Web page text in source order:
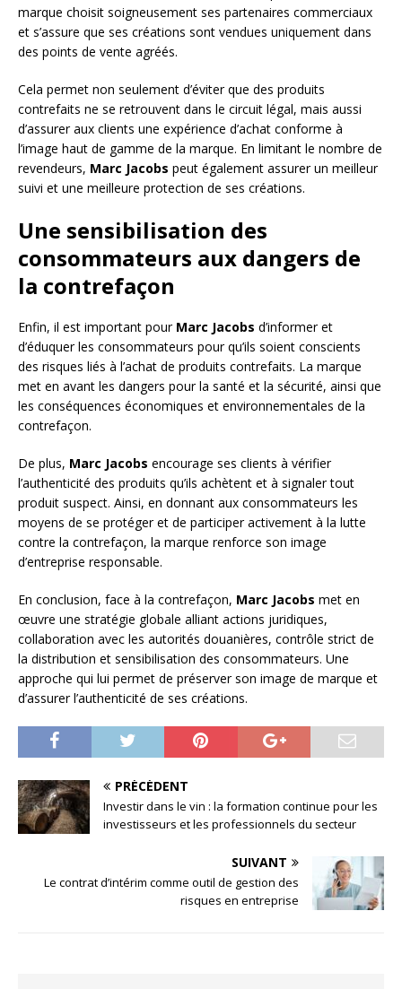
marque choisit soigneusement ses partenaires commerciaux
et s’assure que ses créations sont vendues uniquement dans
des points de vente agréés.
Cela permet non seulement d’éviter que des produits
contrefaits ne se retrouvent dans le circuit légal, mais aussi
d’assurer aux clients une expérience d’achat conforme à
l’image haut de gamme de la marque. En limitant le nombre de
revendeurs, Marc Jacobs peut également assurer un meilleur
suivi et une meilleure protection de ses créations.
Une sensibilisation des
consommateurs aux dangers de
la contrefaçon
Enfin, il est important pour Marc Jacobs d’informer et
d’éduquer les consommateurs pour qu’ils soient conscients
des risques liés à l’achat de produits contrefaits. La marque
met en avant les dangers pour la santé et la sécurité, ainsi que
les conséquences économiques et environnementales de la
contrefaçon.
De plus, Marc Jacobs encourage ses clients à vérifier
l’authenticité des produits qu’ils achètent et à signaler tout
produit suspect. Ainsi, en donnant aux consommateurs les
moyens de se protéger et de participer activement à la lutte
contre la contrefaçon, la marque renforce son image
d’entreprise responsable.
En conclusion, face à la contrefaçon, Marc Jacobs met en
œuvre une stratégie globale alliant actions juridiques,
collaboration avec les autorités douanières, contrôle strict de
la distribution et sensibilisation des consommateurs. Une
approche qui lui permet de préserver son image de marque et
d’assurer l’authenticité de ses créations.
PRÉCÉDENT
Investir dans le vin : la formation continue pour les
investisseurs et les professionnels du secteur
SUIVANT
Le contrat d’intérim comme outil de gestion des
risques en entreprise